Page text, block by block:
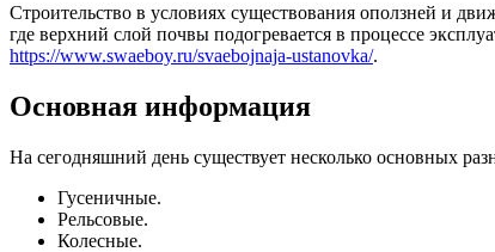
Строительство в условиях существования оползней и
где верхний слой почвы подогревается в процессе
https://www.swaeboy.ru/svaebojnaja-ustanovka/.
Основная информация
На сегодняшний день существует несколько основных
Гусеничные.
Рельсовые.
Колесные.